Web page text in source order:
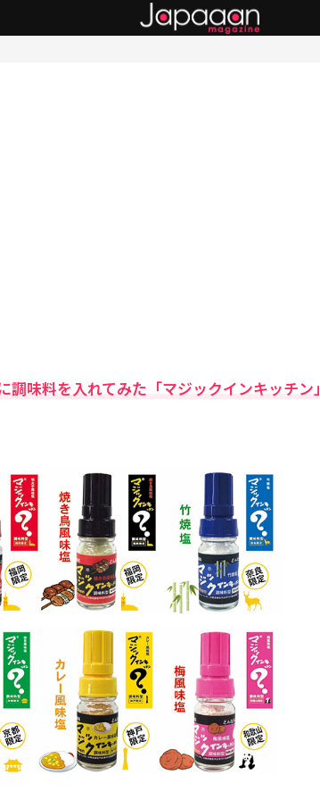
味料を入れてみた「マジックインキッチン」